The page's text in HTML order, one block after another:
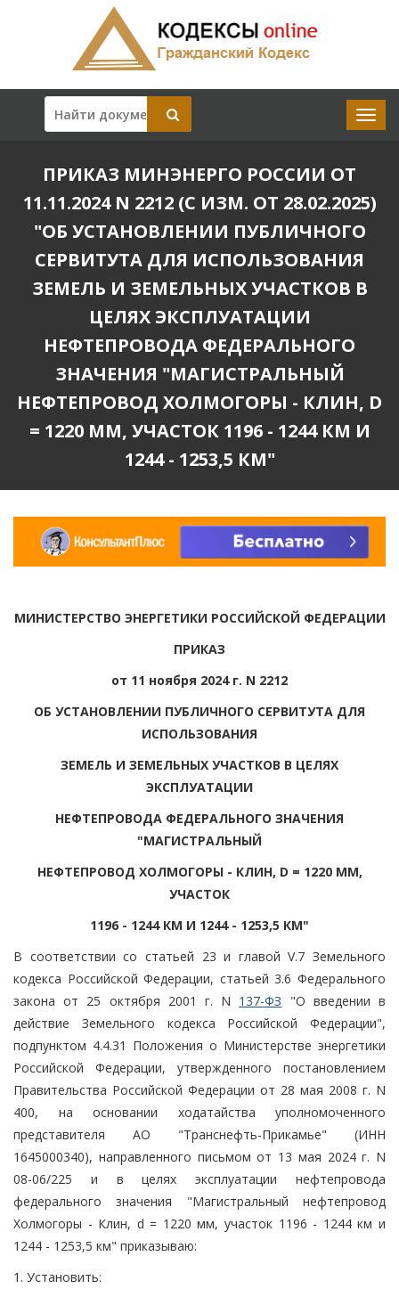
ПРИКАЗ МИНЭНЕРГО РОССИИ ОТ
11.11.2024 N 2212 (С ИЗМ. ОТ 28.02.2025)
"ОБ УСТАНОВЛЕНИИ ПУБЛИЧНОГО
СЕРВИТУТА ДЛЯ ИСПОЛЬЗОВАНИЯ
ЗЕМЕЛЬ И ЗЕМЕЛЬНЫХ УЧАСТКОВ В
ЦЕЛЯХ ЭКСПЛУАТАЦИИ
НЕФТЕПРОВОДА ФЕДЕРАЛЬНОГО
ЗНАЧЕНИЯ "МАГИСТРАЛЬНЫЙ
НЕФТЕПРОВОД ХОЛМОГОРЫ - КЛИН, D
= 1220 ММ, УЧАСТОК 1196 - 1244 КМ И
1244 - 1253,5 КМ"
МИНИСТЕРСТВО ЭНЕРГЕТИКИ РОССИЙСКОЙ ФЕДЕРАЦИИ
ПРИКАЗ
от 11 ноября 2024 г. N 2212
ОБ УСТАНОВЛЕНИИ ПУБЛИЧНОГО СЕРВИТУТА ДЛЯ
ИСПОЛЬЗОВАНИЯ
ЗЕМЕЛЬ И ЗЕМЕЛЬНЫХ УЧАСТКОВ В ЦЕЛЯХ
ЭКСПЛУАТАЦИИ
НЕФТЕПРОВОДА ФЕДЕРАЛЬНОГО ЗНАЧЕНИЯ
"МАГИСТРАЛЬНЫЙ
НЕФТЕПРОВОД ХОЛМОГОРЫ - КЛИН, D = 1220 ММ,
УЧАСТОК
1196 - 1244 КМ И 1244 - 1253,5 КМ"
В соответствии со статьей 23 и главой V.7 Земельного
кодекса Российской Федерации, статьей 3.6 Федерального
закона от 25 октября 2001 г. N 137-ФЗ "О введении в
действие Земельного кодекса Российской Федерации",
подпунктом 4.4.31 Положения о Министерстве энергетики
Российской Федерации, утвержденного постановлением
Правительства Российской Федерации от 28 мая 2008 г. N
400, на основании ходатайства уполномоченного
представителя АО "Транснефть-Прикамье" (ИНН
1645000340), направленного письмом от 13 мая 2024 г. N
08-06/225 и в целях эксплуатации нефтепровода
федерального значения "Магистральный нефтепровод
Холмогоры - Клин, d = 1220 мм, участок 1196 - 1244 км и
1244 - 1253,5 км" приказываю:
1. Установить: